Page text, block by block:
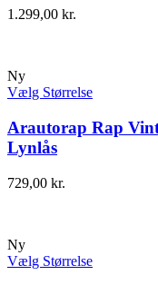
1.299,00 kr.
Ny
Vælg Størrelse
Arautorap Rap
Lynlås
729,00 kr.
Ny
Vælg Størrelse